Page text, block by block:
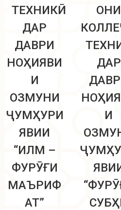
ТЕХНИКӢ
ДАР
ДАВРИ
НОҲИЯВИ
И
ОЗМУНИ
ҶУМҲУРИ
ЯВИИ
“ИЛМ –
ФУРӮҒИ
МАЪРИФ
АТ”
ОНИ
ДАР
И